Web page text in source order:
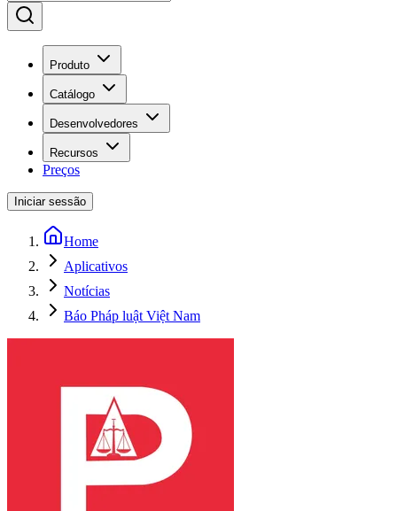
Produto
Catálogo
Desenvolvedores
Recursos
Preços
Iniciar sessão
Home
Aplicativos
Notícias
Báo Pháp luật Việt Nam